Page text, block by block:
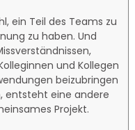
ein Teil des Teams zu
zu haben. Und
und Kollegen
beizubringen
entsteht eine andere
Projekt.